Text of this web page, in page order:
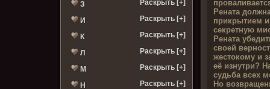
З Раскрыть [+]
И Раскрыть [+]
К Раскрыть [+]
Л Раскрыть [+]
М Раскрыть [+]
Н Раскрыть [+]
Рената
прикрытием
секретную
Рената
своей
жестокому и
её изнутри?
судьба всех
Но